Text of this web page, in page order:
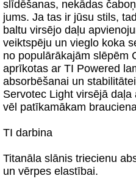
slīdēšanas, nekādas
jums. Ja tas ir jūsu stils,
baltu virsējo daļu
veiktspēju un vieglo koka
no populārākajām slēpēm
aprīkotas ar TI Powered
absorbēšanai un
Servotec Light virsējā
vēl patīkamākam
TI darbina
Titanāla slānis triecienu
un vērpes elastībai.